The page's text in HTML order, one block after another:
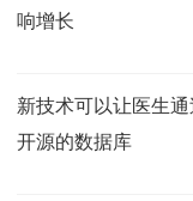
响增长
新技术可以让医生
开源的数据库